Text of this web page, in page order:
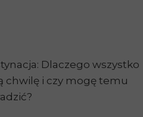
Dlaczego wszystko
chwilę i czy mogę temu